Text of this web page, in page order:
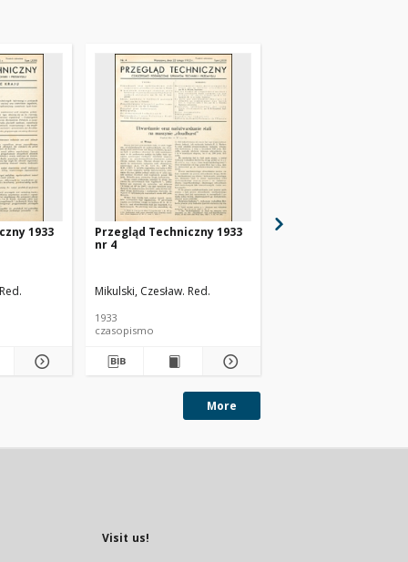
1933
Przegląd Techniczny 1933
nr 4
Mikulski, Czesław. Red.
1933
czasopismo
More
Visit us!